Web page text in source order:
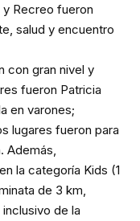
y Recreo fueron
salud y encuentro
con gran nivel y
fueron Patricia
en varones;
lugares fueron para
Además,
la categoría Kids (1
de 3 km,
de la